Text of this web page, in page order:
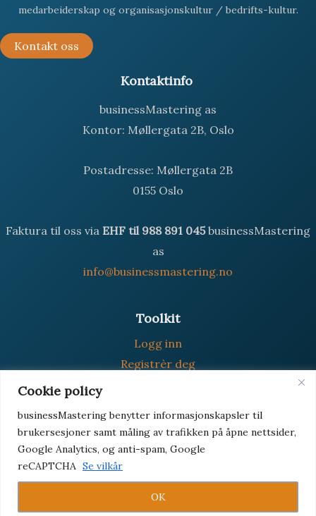
Cookie policy
businessMastering benytter informasjonskapsler til
brukersesjoner samt måling av trafikken på åpne nettsider,
Google Analytics, og anti-spam, Google
reCAPTCHA Se vilkår
OK
medarbeiderskap og organisasjonskultur / bedrifts-kultur.
Kontakt oss
Kontaktinfo:
businessMastering as
Kontor: Møllergata 2B, Oslo
Postadresse: Møllergata 2B
0155 Oslo
Faktura til oss via EHF til 988 891 045businessMastering
as
info@businessmastering.no
Toolkit
Logg inn
Registrèr deg
Vilkår og personvern
Copyright © 2026 businessMastering